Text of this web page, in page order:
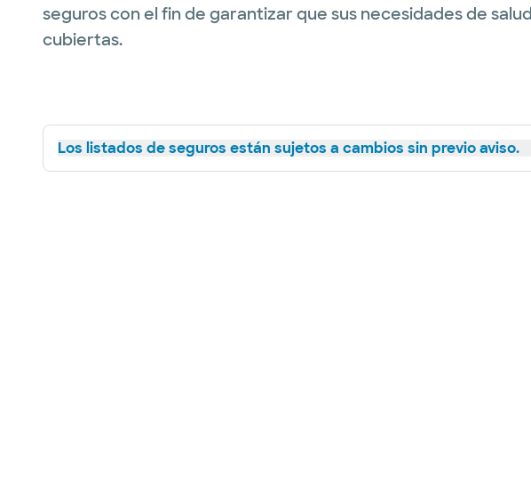
seguros con el fin de garantizar que sus necesidades de
cubiertas.
Los listados de seguros están sujetos a cambios sin previo aviso.